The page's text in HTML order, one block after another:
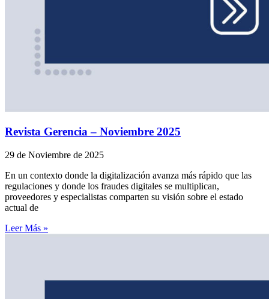
Revista Gerencia – Noviembre 2025
29 de Noviembre de 2025
En un contexto donde la digitalización avanza más rápido que las
regulaciones y donde los fraudes digitales se multiplican,
proveedores y especialistas comparten su visión sobre el estado
actual de
Leer Más »